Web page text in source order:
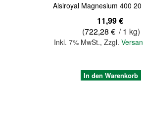
Alsiroyal Magnesium 400
11,99 €
(722,28 € / 1 kg)
Inkl. 7% MwSt., Zzgl.
In den Warenkorb